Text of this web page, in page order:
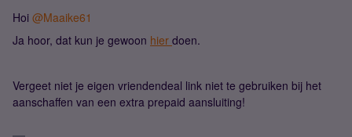
Hoi @Maaike61
Ja hoor, dat kun je gewoon hier doen.
Vergeet niet je eigen vriendendeal link niet te gebruiken bij het
aanschaffen van een extra prepaid aansluiting!